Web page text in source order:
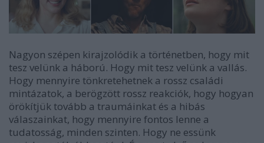
Nagyon szépen kirajzolódik a történetben, hogy mit
tesz velünk a háború. Hogy mit tesz velünk a vallás.
Hogy mennyire tönkretehetnek a rossz családi
mintázatok, a berögzött rossz reakciók, hogy hogyan
örökítjük tovább a traumáinkat és a hibás
válaszainkat, hogy mennyire fontos lenne a
tudatosság, minden szinten. Hogy ne essünk